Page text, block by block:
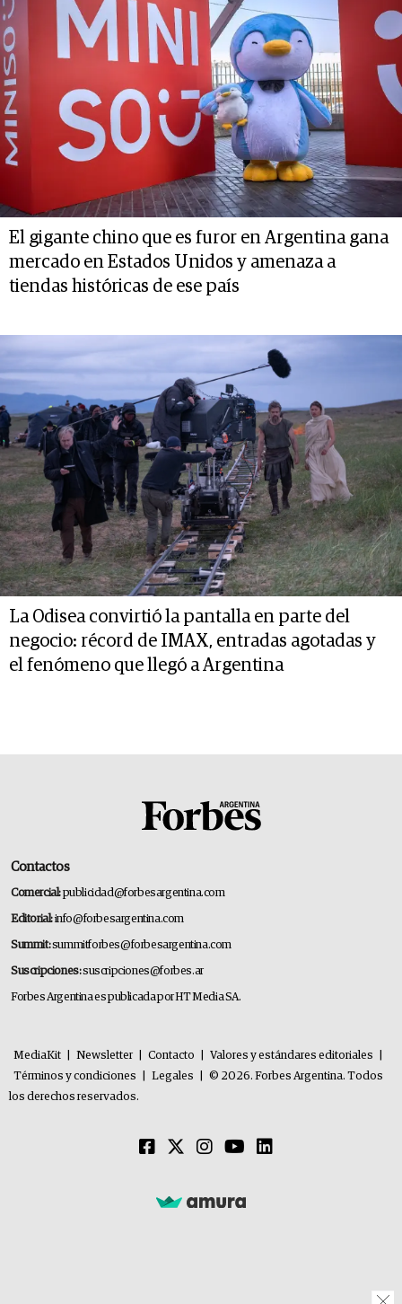
El gigante chino que es furor en Argentina gana
mercado en Estados Unidos y amenaza a
tiendas históricas de ese país
La Odisea convirtió la pantalla en parte del
negocio: récord de IMAX, entradas agotadas y
el fenómeno que llegó a Argentina
Contactos
Comercial:publicidad@forbesargentina.com
Editorial:info@forbesargentina.com
Summit:summitforbes@forbesargentina.com
Suscripciones:suscripciones@forbes.ar
Forbes Argentina es publicada por HT Media SA.
MediaKit Newsletter Contacto Valores y estándares editoriales
Términos y condiciones
Legales
© 2026. Forbes Argentina. Todos
los derechos reservados.